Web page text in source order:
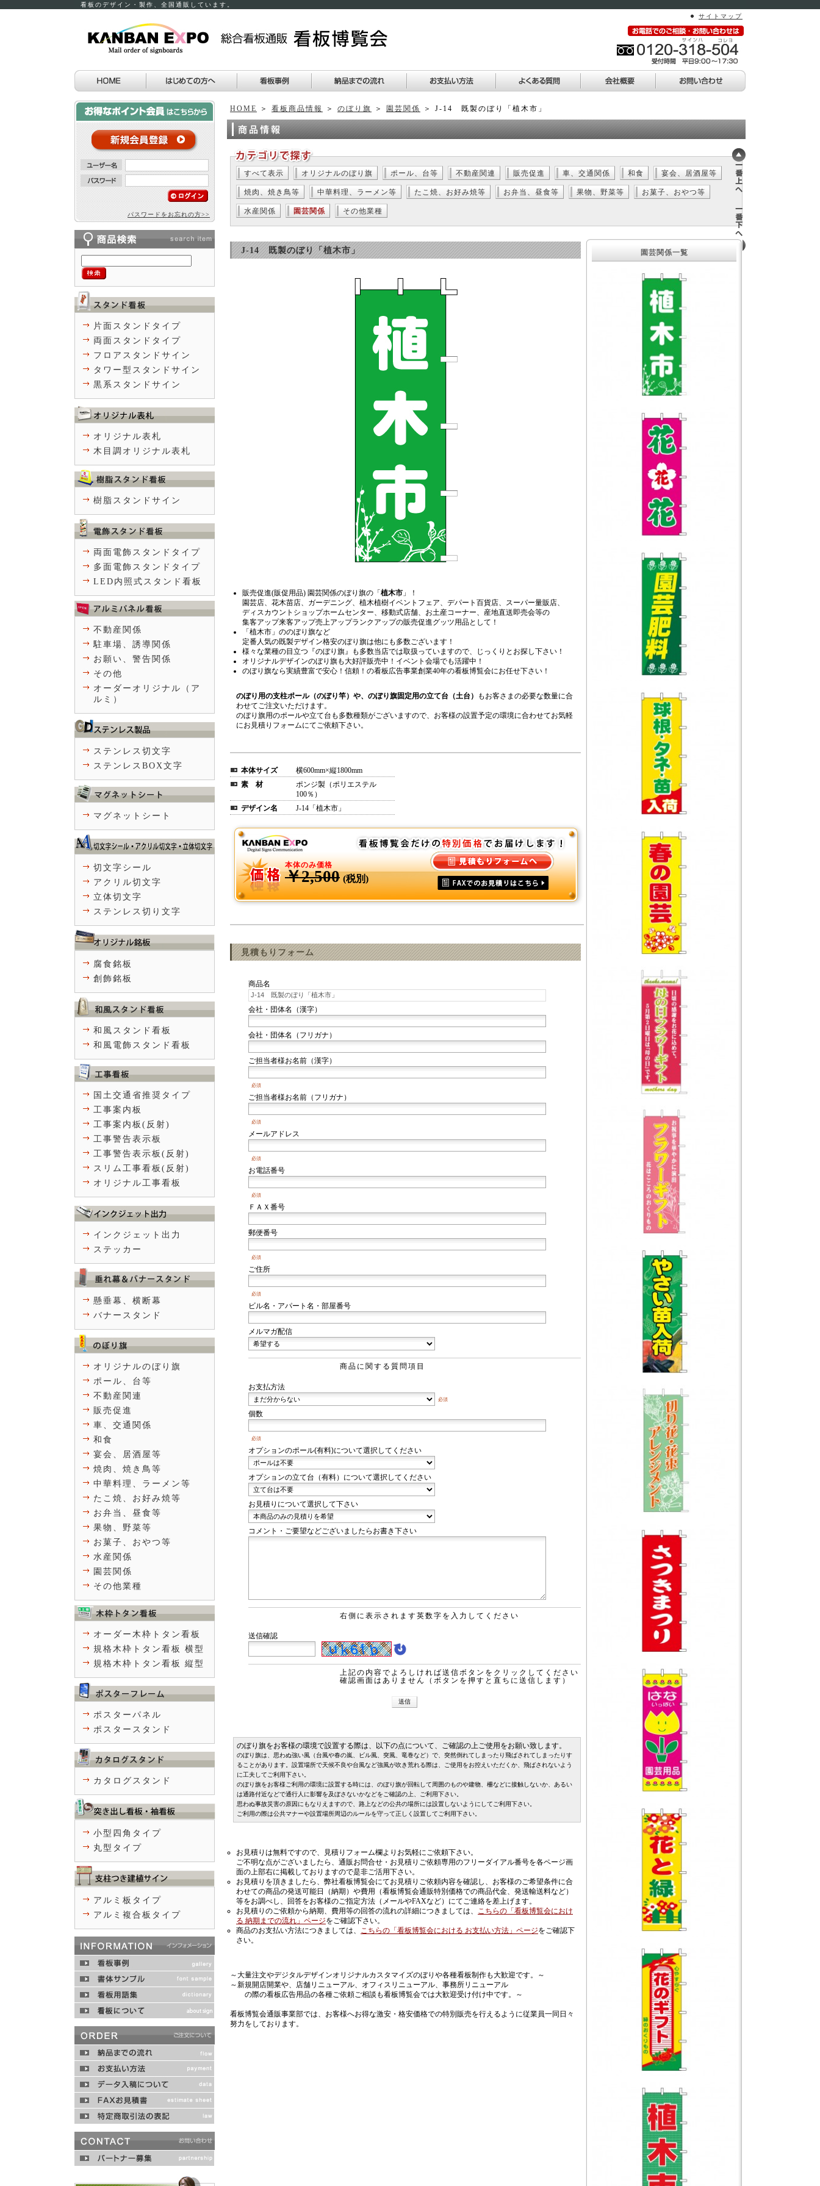
看板のデザイン・製作、全国通販しています。
サイトマップ
HOME ＞ 看板商品情報 ＞ のぼり旗 ＞ 園芸関係 ＞ J-14 既製のぼり「植木市」
すべて表示 オリジナルのぼり旗 ポール、台等 不動産関連 販売促進 車、交通関係 和食 宴会、居酒屋等
焼肉、焼き鳥等 中華料理、ラーメン等 たこ焼、お好み焼等 お弁当、昼食等 果物、野菜等 お菓子、おやつ等
水産関係 園芸関係 その他業種
J-14 既製のぼり「植木市」
販売促進(販促用品) 園芸関係のぼり旗の「 植木市 」！
園芸店、花木苗店、ガーデニング、植木植樹イベントフェア、デパート百貨店、スーパー量販店、
ディスカウントショップホームセンター、移動式店舗、お土産コーナー、産地直送即売会等の
集客アップ来客アップ売上アップランクアップの販売促進グッツ用品として！
「植木市」ののぼり旗など
定番人気の既製デザイン格安のぼり旗は他にも多数ございます！
様々な業種の目立つ『のぼり旗』も多数当店では取扱っていますので、じっくりとお探し下さい！
オリジナルデザインのぼり旗も大好評販売中！イベント会場でも活躍中！
のぼり旗なら実績豊富で安心！信頼！の看板広告事業創業40年の看板博覧会にお任せ下さい！
のぼり用の支柱ポール（のぼり竿）や、のぼり旗固定用の立て台（土台）
もお客さまの必要な数量に合
わせてご注文いただけます。
のぼり旗用のポールや立て台も多数種類がございますので、お客様の設置予定の環境に合わせてお気軽
にお見積りフォームにてご依頼下さい。
本体サイズ
横600mm×縦1800mm
素 材
ポンジ製（ポリエステル
100％）
デザイン名
J-14「植木市」
本体のみ価格
￥2,500 (税別)
見積もりフォーム
商品名
会社・団体名（漢字）
会社・団体名（フリガナ）
ご担当者様お名前（漢字）
必須
ご担当者様お名前（フリガナ）
必須
メールアドレス
必須
お電話番号
必須
ＦＡＸ番号
郵便番号
必須
ご住所
必須
ビル名・アパート名・部屋番号
メルマガ配信
商品に関する質問項目
お支払方法
必須
個数
必須
オプションのポール(有料)について選択してください
オプションの立て台（有料）について選択してください
お見積りについて選択して下さい
コメント・ご要望などございましたらお書き下さい
右側に表示されます英数字を入力してください
送信確認
上記の内容でよろしければ送信ボタンをクリックしてください
確認画面はありません（ボタンを押すと直ちに送信します）
のぼり旗をお客様の環境で設置する際は、以下の点について、ご確認の上ご使用をお願い致します。
のぼり旗は、思わぬ強い風（台風や春の嵐、ビル風、突風、竜巻など）で、突然倒れてしまったり飛ばされてしまったりす
ることがあります。設置場所で天候不良や台風など強風が吹き荒れる際は、ご使用をお控えいただくか、飛ばされないよう
に工夫してご利用下さい。
のぼり旗をお客様ご利用の環境に設置する時には、のぼり旗が回転して周囲のものや建物、柵などに接触しないか、あるい
は通路付近などで通行人に影響を及ぼさないかなどをご確認の上、ご利用下さい。
思わぬ事故災害の原因にもなりえますので、路上などの公共の場所には設置しないようにしてご利用下さい。
ご利用の際は公共マナーや設置場所周辺のルールを守って正しく設置してご利用下さい。
お見積りは無料ですので、見積りフォーム欄よりお気軽にご依頼下さい。
ご不明な点がございましたら、通販お問合せ・お見積りご依頼専用のフリーダイアル番号を各ページ画
面の上部右に掲載しておりますので是非ご活用下さい。
お見積りを頂きましたら、弊社看板博覧会にてお見積りご依頼内容を確認し、お客様のご希望条件に合
わせての商品の発送可能日（納期）や費用（看板博覧会通販特別価格での商品代金、発送輸送料など）
等をお調べし、回答をお客様のご指定方法（メールやFAXなど）にてご連絡を差上げます。
お見積りのご依頼から納期、費用等の回答の流れの詳細につきましては、 こちらの「看板博覧会におけ
る 納期までの流れ」ページをご確認下さい。
商品のお支払い方法につきましては、 こちらの「看板博覧会における お支払い方法」ページをご確認下
さい。
～大量注文やデジタルデザインオリジナルカスタマイズのぼりや各種看板制作も大歓迎です。～
～新規開店開業や、店舗リニューアル、オフィスリニューアル、事務所リニューアル
の際の看板広告用品の各種ご依頼ご相談も看板博覧会では大歓迎受け付け中です。～
看板博覧会通販事業部では、お客様へお得な激安・格安価格での特別販売を行えるように従業員一同日々
努力をしております。
園芸関係一覧
パスワードをお忘れの方>>
片面スタンドタイプ
両面スタンドタイプ
フロアスタンドサイン
タワー型スタンドサイン
黒系スタンドサイン
オリジナル表札
木目調オリジナル表札
樹脂スタンドサイン
両面電飾スタンドタイプ
多面電飾スタンドタイプ
LED内照式スタンド看板
不動産関係
駐車場、誘導関係
お願い、警告関係
その他
オーダーオリジナル（ア
ルミ）
ステンレス切文字
ステンレスBOX文字
マグネットシート
切文字シール
アクリル切文字
立体切文字
ステンレス切り文字
腐食銘板
創飾銘板
和風スタンド看板
和風電飾スタンド看板
国土交通省推奨タイプ
工事案内板
工事案内板(反射)
工事警告表示板
工事警告表示板(反射)
スリム工事看板(反射)
オリジナル工事看板
インクジェット出力
ステッカー
懸垂幕、横断幕
バナースタンド
オリジナルのぼり旗
ポール、台等
不動産関連
販売促進
車、交通関係
和食
宴会、居酒屋等
焼肉、焼き鳥等
中華料理、ラーメン等
たこ焼、お好み焼等
お弁当、昼食等
果物、野菜等
お菓子、おやつ等
水産関係
園芸関係
その他業種
オーダー木枠トタン看板
規格木枠トタン看板 横型
規格木枠トタン看板 縦型
ポスターパネル
ポスタースタンド
カタログスタンド
小型四角タイプ
丸型タイプ
アルミ板タイプ
アルミ複合板タイプ